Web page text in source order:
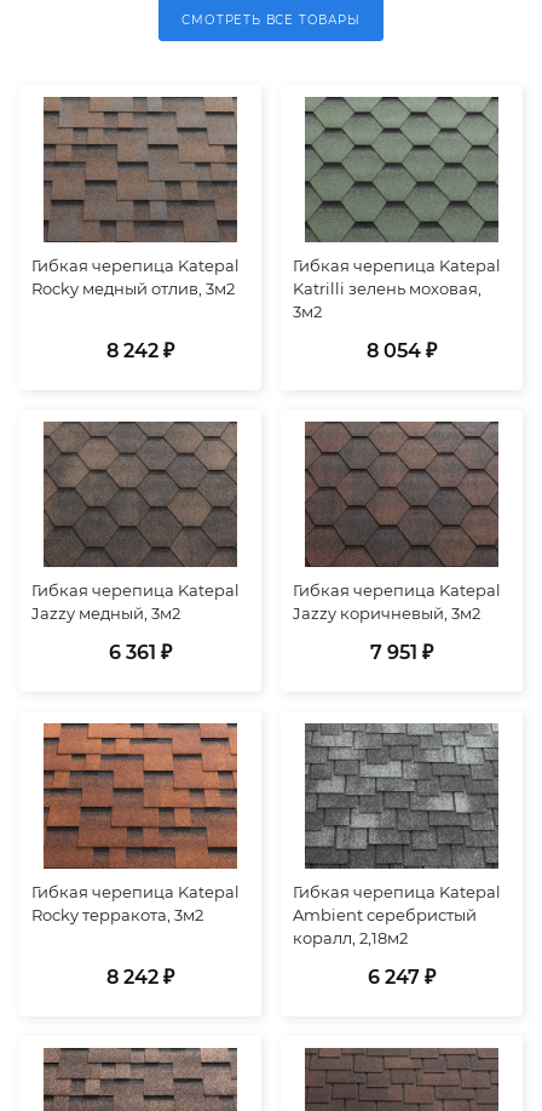
СМОТРЕТЬ ВСЕ ТОВАРЫ
Гибкая черепица Katepal
Rocky медный отлив, 3м2
8 242 ₽
Гибкая черепица Katepal
Katrilli зелень моховая,
3м2
8 054 ₽
Гибкая черепица Katepal
Jazzy медный, 3м2
6 361 ₽
Гибкая черепица Katepal
Jazzy коричневый, 3м2
7 951 ₽
Гибкая черепица Katepal
Rocky терракота, 3м2
8 242 ₽
Гибкая черепица Katepal
Ambient серебристый
коралл, 2,18м2
6 247 ₽